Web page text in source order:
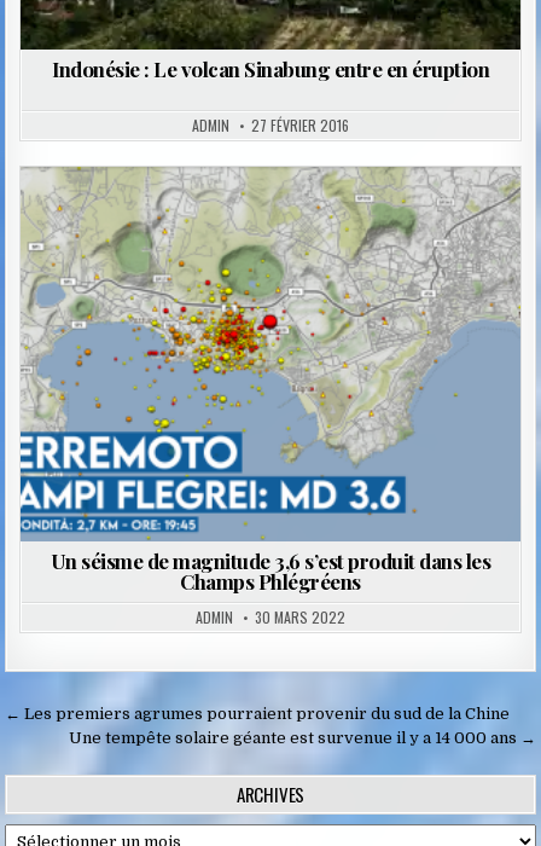
Indonésie : Le volcan Sinabung entre en éruption
ADMIN 27 FÉVRIER 2016
Posted
in
Un séisme de magnitude 3,6 s’est produit dans les
Champs Phlégréens
ADMIN 30 MARS 2022
Navigation
de
l’article
← Les premiers agrumes pourraient provenir du sud de la Chine
Une tempête solaire géante est survenue il y a 14 000 ans →
ARCHIVES
Archives